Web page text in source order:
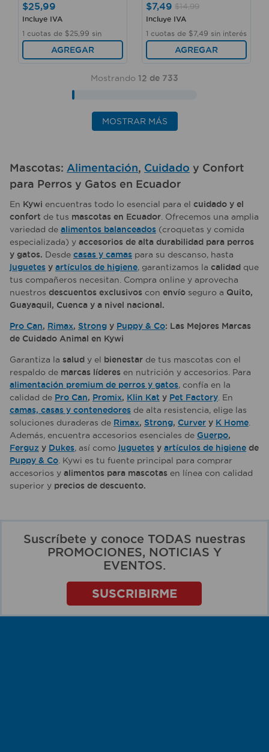
$25,99
Incluye IVA
1 cuotas de $25 99 sin
interés
AGREGAR
$7,49 $14,99
Incluye IVA
1 cuotas de $7,49 sin interés
AGREGAR
Mostrando 12 de 733
MOSTRAR MÁS
Mascotas: Alimentación, Cuidado y Confort
para Perros y Gatos en Ecuador
En Kywi encuentras todo lo esencial para el cuidado y el
confort de tus mascotas en Ecuador . Ofrecemos una amplia
variedad de alimentos balanceados (croquetas y comida
especializada) y accesorios de alta durabilidad para perros
y gatos. Desde casas y camas para su descanso, hasta
juguetes y artículos de higiene, garantizamos la calidad que
tus compañeros necesitan. Compra online y aprovecha
nuestros descuentos exclusivos con envío seguro a Quito,
Guayaquil, Cuenca y a nivel nacional.
Pro Can, Rimax, Strong y Puppy & Co: Las Mejores Marcas
de Cuidado Animal en Kywi
Garantiza la salud y el bienestar de tus mascotas con el
respaldo de marcas líderes en nutrición y accesorios. Para
alimentación premium de perros y gatos, confía en la
calidad de Pro Can, Promix, Klin Kat y Pet Factory . En
camas, casas y contenedores de alta resistencia, elige las
soluciones duraderas de Rimax, Strong, Curver y K Home
Además, encuentra accesorios esenciales de Guerpo,
Ferguz y Dukes, así como juguetes y artículos de higiene de
Puppy & Co . Kywi es tu fuente principal para comprar
accesorios y alimentos para mascotas en línea con calidad
superior y precios de descuento.
Suscríbete y conoce TODAS nuestras
PROMOCIONES, NOTICIAS Y
EVENTOS.
SUSCRIBIRME